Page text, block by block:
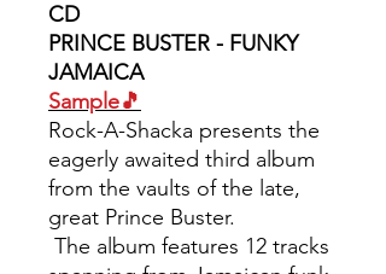
CD
PRINCE BUSTER - FUNKY
JAMAICA
Sample🎵
Rock-A-Shacka presents the
eagerly awaited third album
from the vaults of the late,
great Prince Buster.
The album features 12 tracks